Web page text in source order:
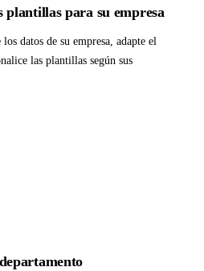
plantillas para su empresa
datos de su empresa, adapte el
las plantillas según sus